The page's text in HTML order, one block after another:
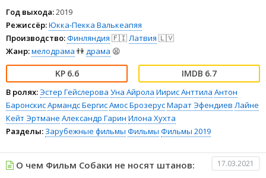
Год выхода:2019
Режиссёр:Юкка-Пекка Валькеапяя
Производство:Финляндия 🇫🇮Латвия 🇱🇻
Жанр:мелодрама 👫драма 😫
6.6 6.7
В ролях:Эстер Гейслерова Уна Айрола Иирис Анттила Антон
БаронскисАрмандс БергисАмос БрозерусМарат Эфендиев Лайне
Кейт Эртмане Александр Гарин Илона Хухта
Разделы: Зарубежные фильмы Фильмы Фильмы 2019
О чем Фильм Собаки не носят штанов: 17.03.2021